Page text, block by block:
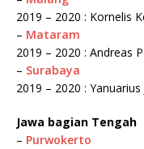
2019 – 2020 : Kornelis
– Mataram
2019 – 2020 : Andreas
– Surabaya
2019 – 2020 : Yanuarius
Jawa bagian Tengah
– Purwokerto